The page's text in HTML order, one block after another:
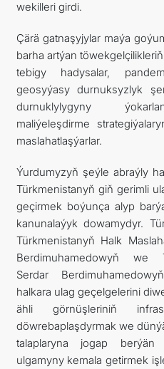
wekilleri girdi.
Çärä gatnaşyjylar maýa
barha artýan
tebigy hadysalar,
geosyýasy durnuksyzlyk
durnuklylygyny
maliýeleşdirme
maslahatlaşýarlar.
Ýurdumyzyň şeýle abraýly
Türkmenistanyň giň gerimli
geçirmek boýunça alyp
kanunalaýyk dowamydyr.
Türkmenistanyň Halk
Berdimuhamedowyň we
Serdar
halkara ulag geçelgelerini
ähli görnüşleriniň
döwrebaplaşdyrmak we
talaplaryna jogap berýän
ulgamyny kemala getirmek